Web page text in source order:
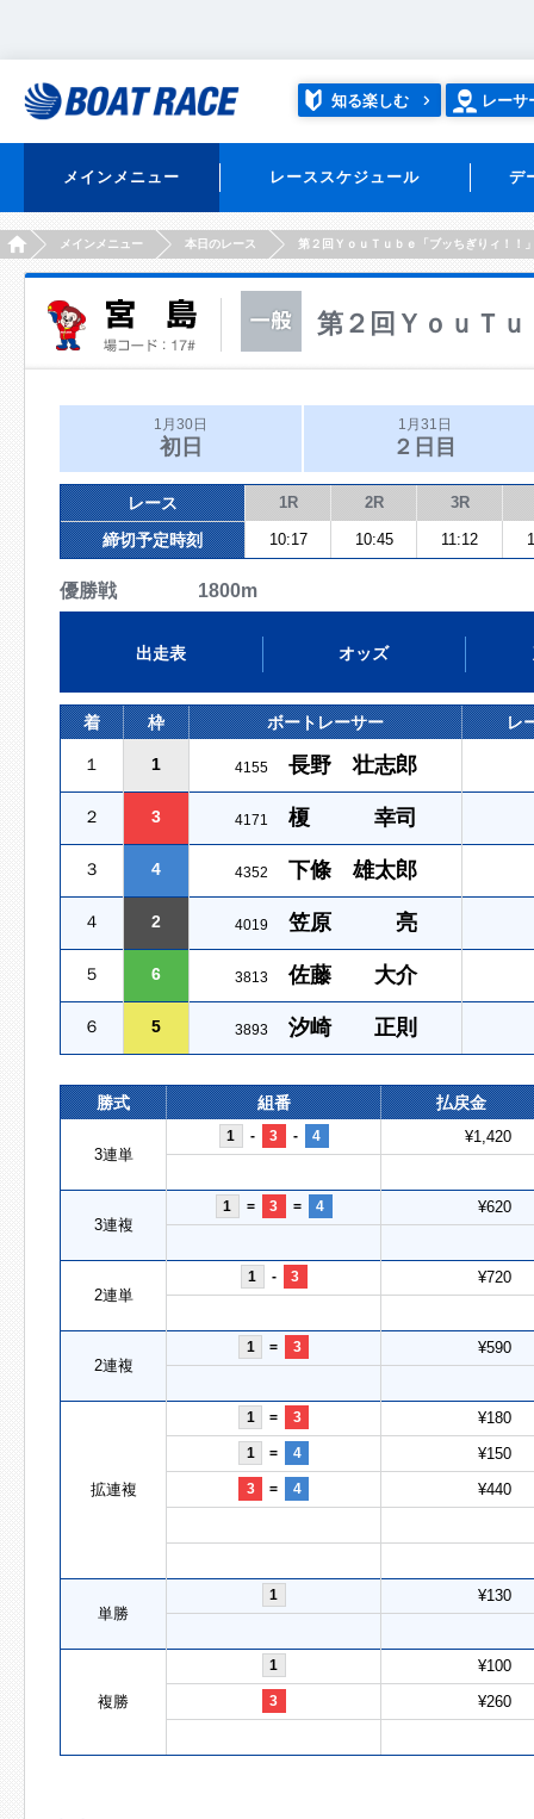
知る楽しむ レーサ
メインメニュー レーススケジュール デ
HOMEメインメニュー 本日のレース 第２回ＹｏｕＴｕｂｅ「ブッちぎりィ！！
第２回ＹｏｕＴ
1月30日
初日
1月31日
２日目
レース 1R 2R 3R
締切予定時刻 10:17 10:45 11:12
優勝戦 1800m
出走表 オッズ
着 枠 ボートレーサー レ
１ 1 4155 長野 壮志郎
２ 3 4171 榎 幸司
３ 4 4352 下條 雄太郎
４ 2 4019 笠原 亮
５ 6 3813 佐藤 大介
６ 5 3893 汐崎 正則
勝式 組番 払戻金
3連単
1 - 3 - 4 ¥1,420
3連複
1 = 3 = 4 ¥620
2連単
1 - 3 ¥720
2連複
1 = 3 ¥590
拡連複
1 = 3 ¥180
1 = 4 ¥150
3 = 4 ¥440
単勝
1 ¥130
複勝
1 ¥100
3 ¥260